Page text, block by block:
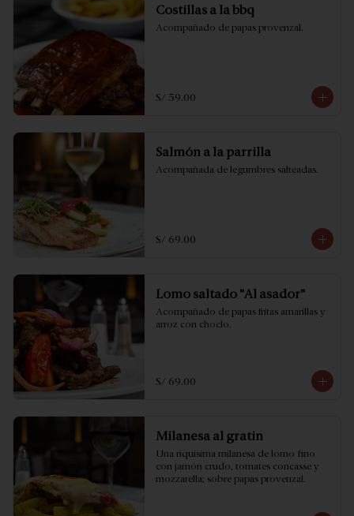
Costillas a la bbq
Acompañado de papas provenzal.
S/ 59.00
Salmón a la parrilla
Acompañada de legumbres salteadas.
S/ 69.00
Lomo saltado "Al asador"
Acompañado de papas fritas amarillas y
arroz con choclo.
S/ 69.00
Milanesa al gratin
Una riquísima milanesa de lomo fino
con jamón crudo, tomates concasse y
mozzarella; sobre papas provenzal.